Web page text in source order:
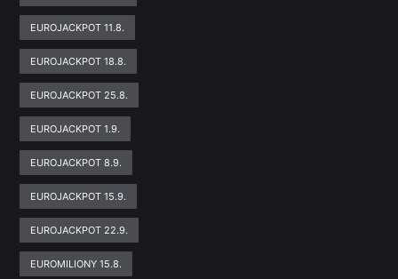
EUROJACKPOT 11.8.
EUROJACKPOT 18.8.
EUROJACKPOT 25.8.
EUROJACKPOT 1.9.
EUROJACKPOT 8.9.
EUROJACKPOT 15.9.
EUROJACKPOT 22.9.
EUROMILIONY 15.8.